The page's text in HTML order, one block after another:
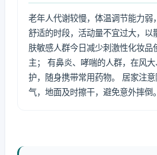
老年人代谢较慢，体温调节能力弱
舒适的时段，活动量不宜过大，以
肤敏感人群今日减少刺激性化妆品
主； 有鼻炎、哮喘的人群，在风
护，随身携带常用药物。 居家注
气，地面及时擦干，避免意外摔倒。